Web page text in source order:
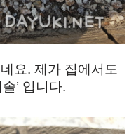
요. 제가 집에서도
’ 입니다.